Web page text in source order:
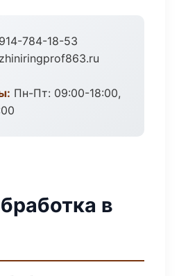
784-18-53
Пн-Пт: 09:00-18:00,
в